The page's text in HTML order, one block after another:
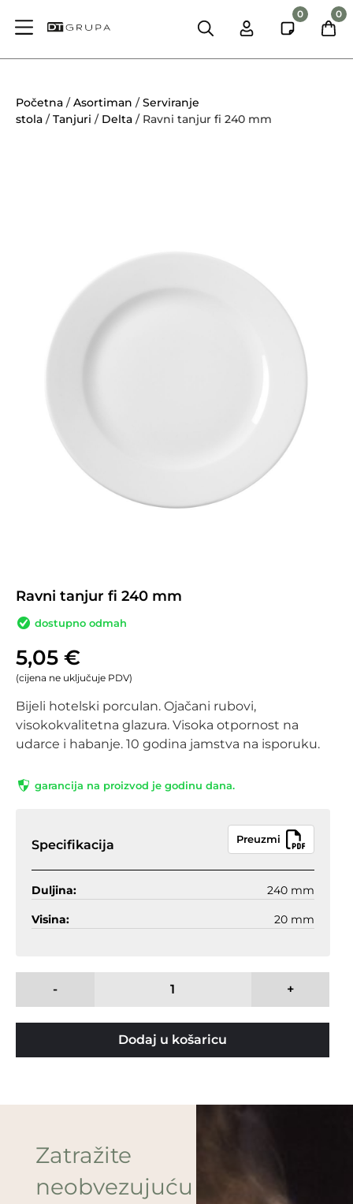
0 0
Početna /Asortiman /Serviranje
stola /Tanjuri / Delta / Ravni tanjur fi 240 mm
Ravni tanjur fi 240 mm
dostupno odmah
5,05 €
(cijena ne uključuje PDV)
Bijeli hotelski porculan. Ojačani rubovi,
visokokvalitetna glazura. Visoka otpornost na
udarce i habanje. 10 godina jamstva na isporuku.
garancija na proizvod je godinu dana.
Specifikacija Preuzmi
Duljina: 240 mm
Visina: 20 mm
- +
Dodaj u košaricu
Zatražite
neobvezujuću